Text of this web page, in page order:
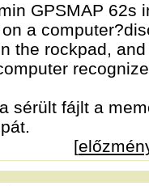
GPSMAP
a
the rockpad,
sérült fájlt a
[